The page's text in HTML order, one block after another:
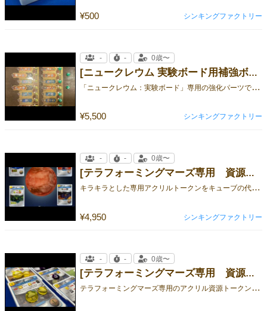
¥500 シンキングファクトリー
[ニュークレウム 実験ボード用補強ボード]
「
ニュークレウム：実験ボード」専用の強化パーツです。
¥5,500
- - 0歳〜
シンキングファクトリー
[テラフォーミングマーズ専用 資源トークン１]
キ
ラキラとした専用アクリルトークンをキューブの代わりに使って遊びませんか？
¥4,950
- - 0歳〜
シンキングファクトリー
[テラフォーミングマーズ専用 資源トークン２]
テ
ラフォーミングマーズ専用のアクリル資源トークンです。
- - 0歳〜